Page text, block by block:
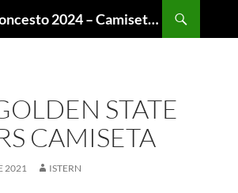
Camisetas de Baloncesto 2024 – Camisetas NBA
STATE
CAMISETA
2021 ISTERN